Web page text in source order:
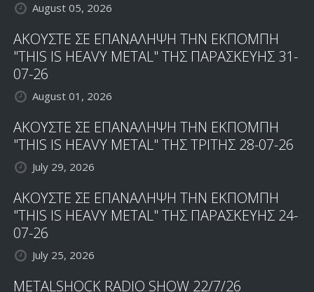
August 05, 2026
ΑΚΟΥΣΤΕ ΣΕ ΕΠΑΝΑΛΗΨΗ ΤΗΝ ΕΚΠΟΜΠΗ
"THIS IS HEAVY METAL" ΤΗΣ ΠΑΡΑΣΚΕΥΗΣ 31-
07-26
August 01, 2026
ΑΚΟΥΣΤΕ ΣΕ ΕΠΑΝΑΛΗΨΗ ΤΗΝ ΕΚΠΟΜΠΗ
"THIS IS HEAVY METAL" ΤΗΣ ΤΡΙΤΗΣ 28-07-26
July 29, 2026
ΑΚΟΥΣΤΕ ΣΕ ΕΠΑΝΑΛΗΨΗ ΤΗΝ ΕΚΠΟΜΠΗ
"THIS IS HEAVY METAL" ΤΗΣ ΠΑΡΑΣΚΕΥΗΣ 24-
07-26
July 25, 2026
METALSHOCK RADIO SHOW 22/7/26